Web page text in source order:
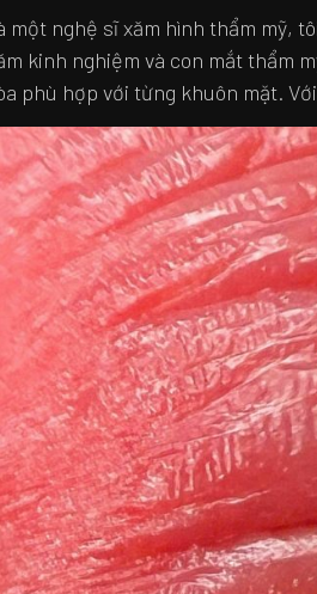
một nghệ sĩ xăm hình thẩm mỹ,
kinh nghiệm và con mắt thẩm
phù hợp với từng khuôn mặt.